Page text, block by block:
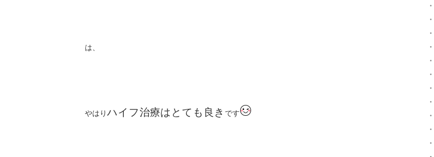
は、
やはりハイフ治療はとても良き です